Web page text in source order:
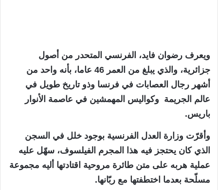
ويعرف رضوان فايد، الفرنسي المتحدر من أصول
جزائرية، والذي يبلغ من العمر 46 عاما، بأنه واحد من
أشهر رجال العصابات في فرنسا وذو تاريخ طويل في
عالم الجريمة وكواليس المهمشين في عاصمة الأنوار
باريس.
وأقرّت وزارة العدل الفرنسية بوجود خلل في السجن
الذي كان يحتجز فيه هذا المجرم الفيلسوف، سهّل عليه
عملية هربه على متن طائرة مروحية اقتادتها أليه مجموعة
مسلّحة بعدما اختطفتها مع ربّانها.